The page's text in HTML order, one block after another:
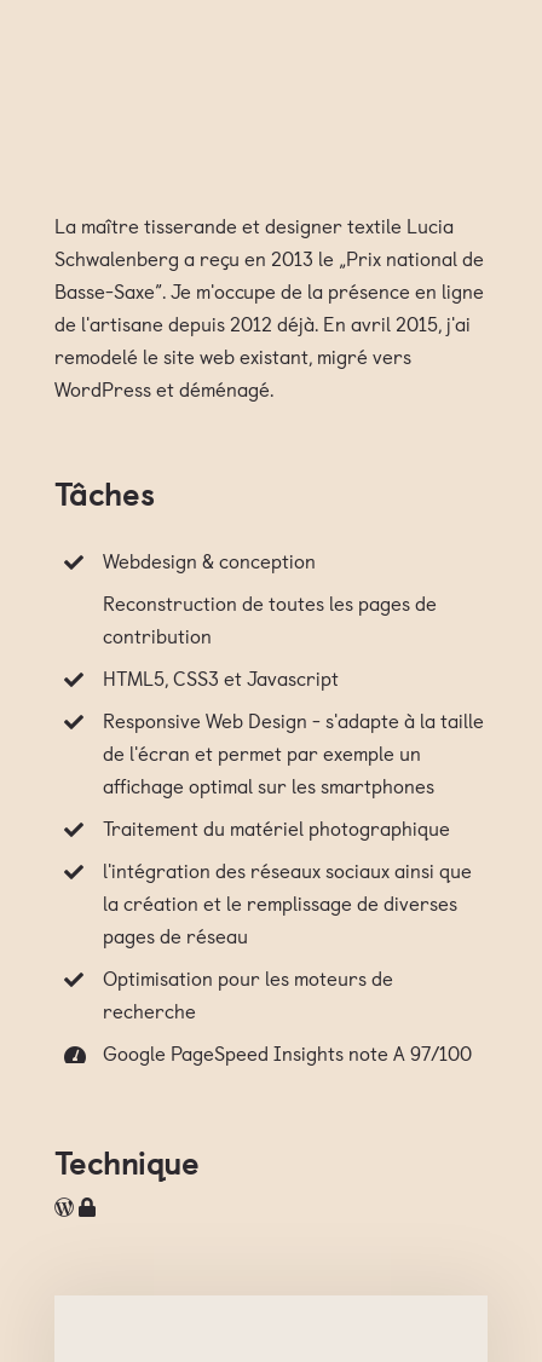
La maître tisserande et designer textile Lucia
Schwalenberg a reçu en 2013 le „Prix national de
Basse-Saxe”. Je m'occupe de la présence en ligne
de l'artisane depuis 2012 déjà. En avril 2015, j'ai
remodelé le site web existant, migré vers
WordPress et déménagé.
Tâches
Webdesign & conception
Reconstruction de toutes les pages de
contribution
HTML5, CSS3 et Javascript
Responsive Web Design - s'adapte à la taille
de l'écran et permet par exemple un
affichage optimal sur les smartphones
Traitement du matériel photographique
l'intégration des réseaux sociaux ainsi que
la création et le remplissage de diverses
pages de réseau
Optimisation pour les moteurs de
recherche
Google PageSpeed Insights note A 97/100
Technique